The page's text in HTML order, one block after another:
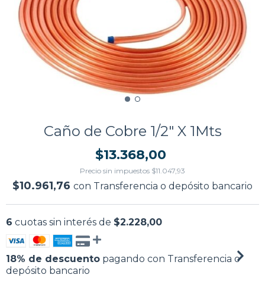
Caño de Cobre 1/2" X 1Mts
$13.368,00
Precio sin impuestos $11.047,93
$10.961,76 con Transferencia o depósito bancario
6 cuotas sin interés de $2.228,00
18% de descuento pagando con Transferencia o
depósito bancario